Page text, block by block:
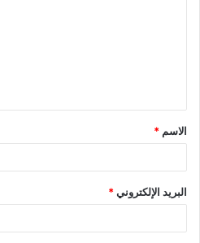
الاسم *
البريد الإلكتروني*